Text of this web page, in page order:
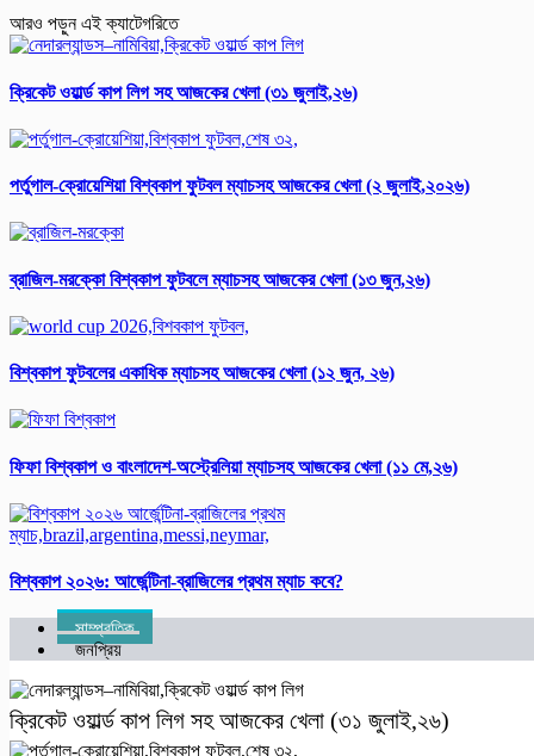
আরও পড়ুন এই ক্যাটেগরিতে
ক্রিকেট ওয়ার্ল্ড কাপ লিগ সহ আজকের খেলা (৩১ জুলাই,২৬)
পর্তুগাল-ক্রোয়েশিয়া বিশ্বকাপ ফুটবল ম্যাচসহ আজকের খেলা (২ জুলাই,২০২৬)
ব্রাজিল-মরক্কো বিশ্ব‌কাপ ফুটবলে ম্যাচসহ আজকের খেলা (১৩ জুন,২৬)
বিশ্বকাপ ফুটবলের একাধিক ম্যাচসহ আজকের খেলা (১২ জুন, ২৬)
ফিফা বিশ্ব‌কাপ ও বাংলাদেশ-অস্ট্রেলিয়া ম্যাচসহ আজকের খেলা (১১ মে,২৬)
বিশ্ব‌কাপ ২০২৬: আর্জে‌ন্টিনা-ব্রাজিলের প্রথম ম্যাচ কবে?
সাম্প্রতিক
জনপ্রিয়
ক্রিকেট ওয়ার্ল্ড কাপ লিগ সহ আজকের খেলা (৩১ জুলাই,২৬)